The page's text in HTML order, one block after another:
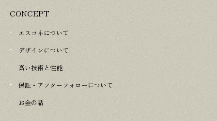
CONCEPT
エスコネについて
デザインについて
高い技術と性能
保証・アフターフォローについて
お金の話